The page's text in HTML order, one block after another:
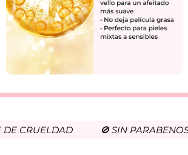
🚫 SIN PARABENOS